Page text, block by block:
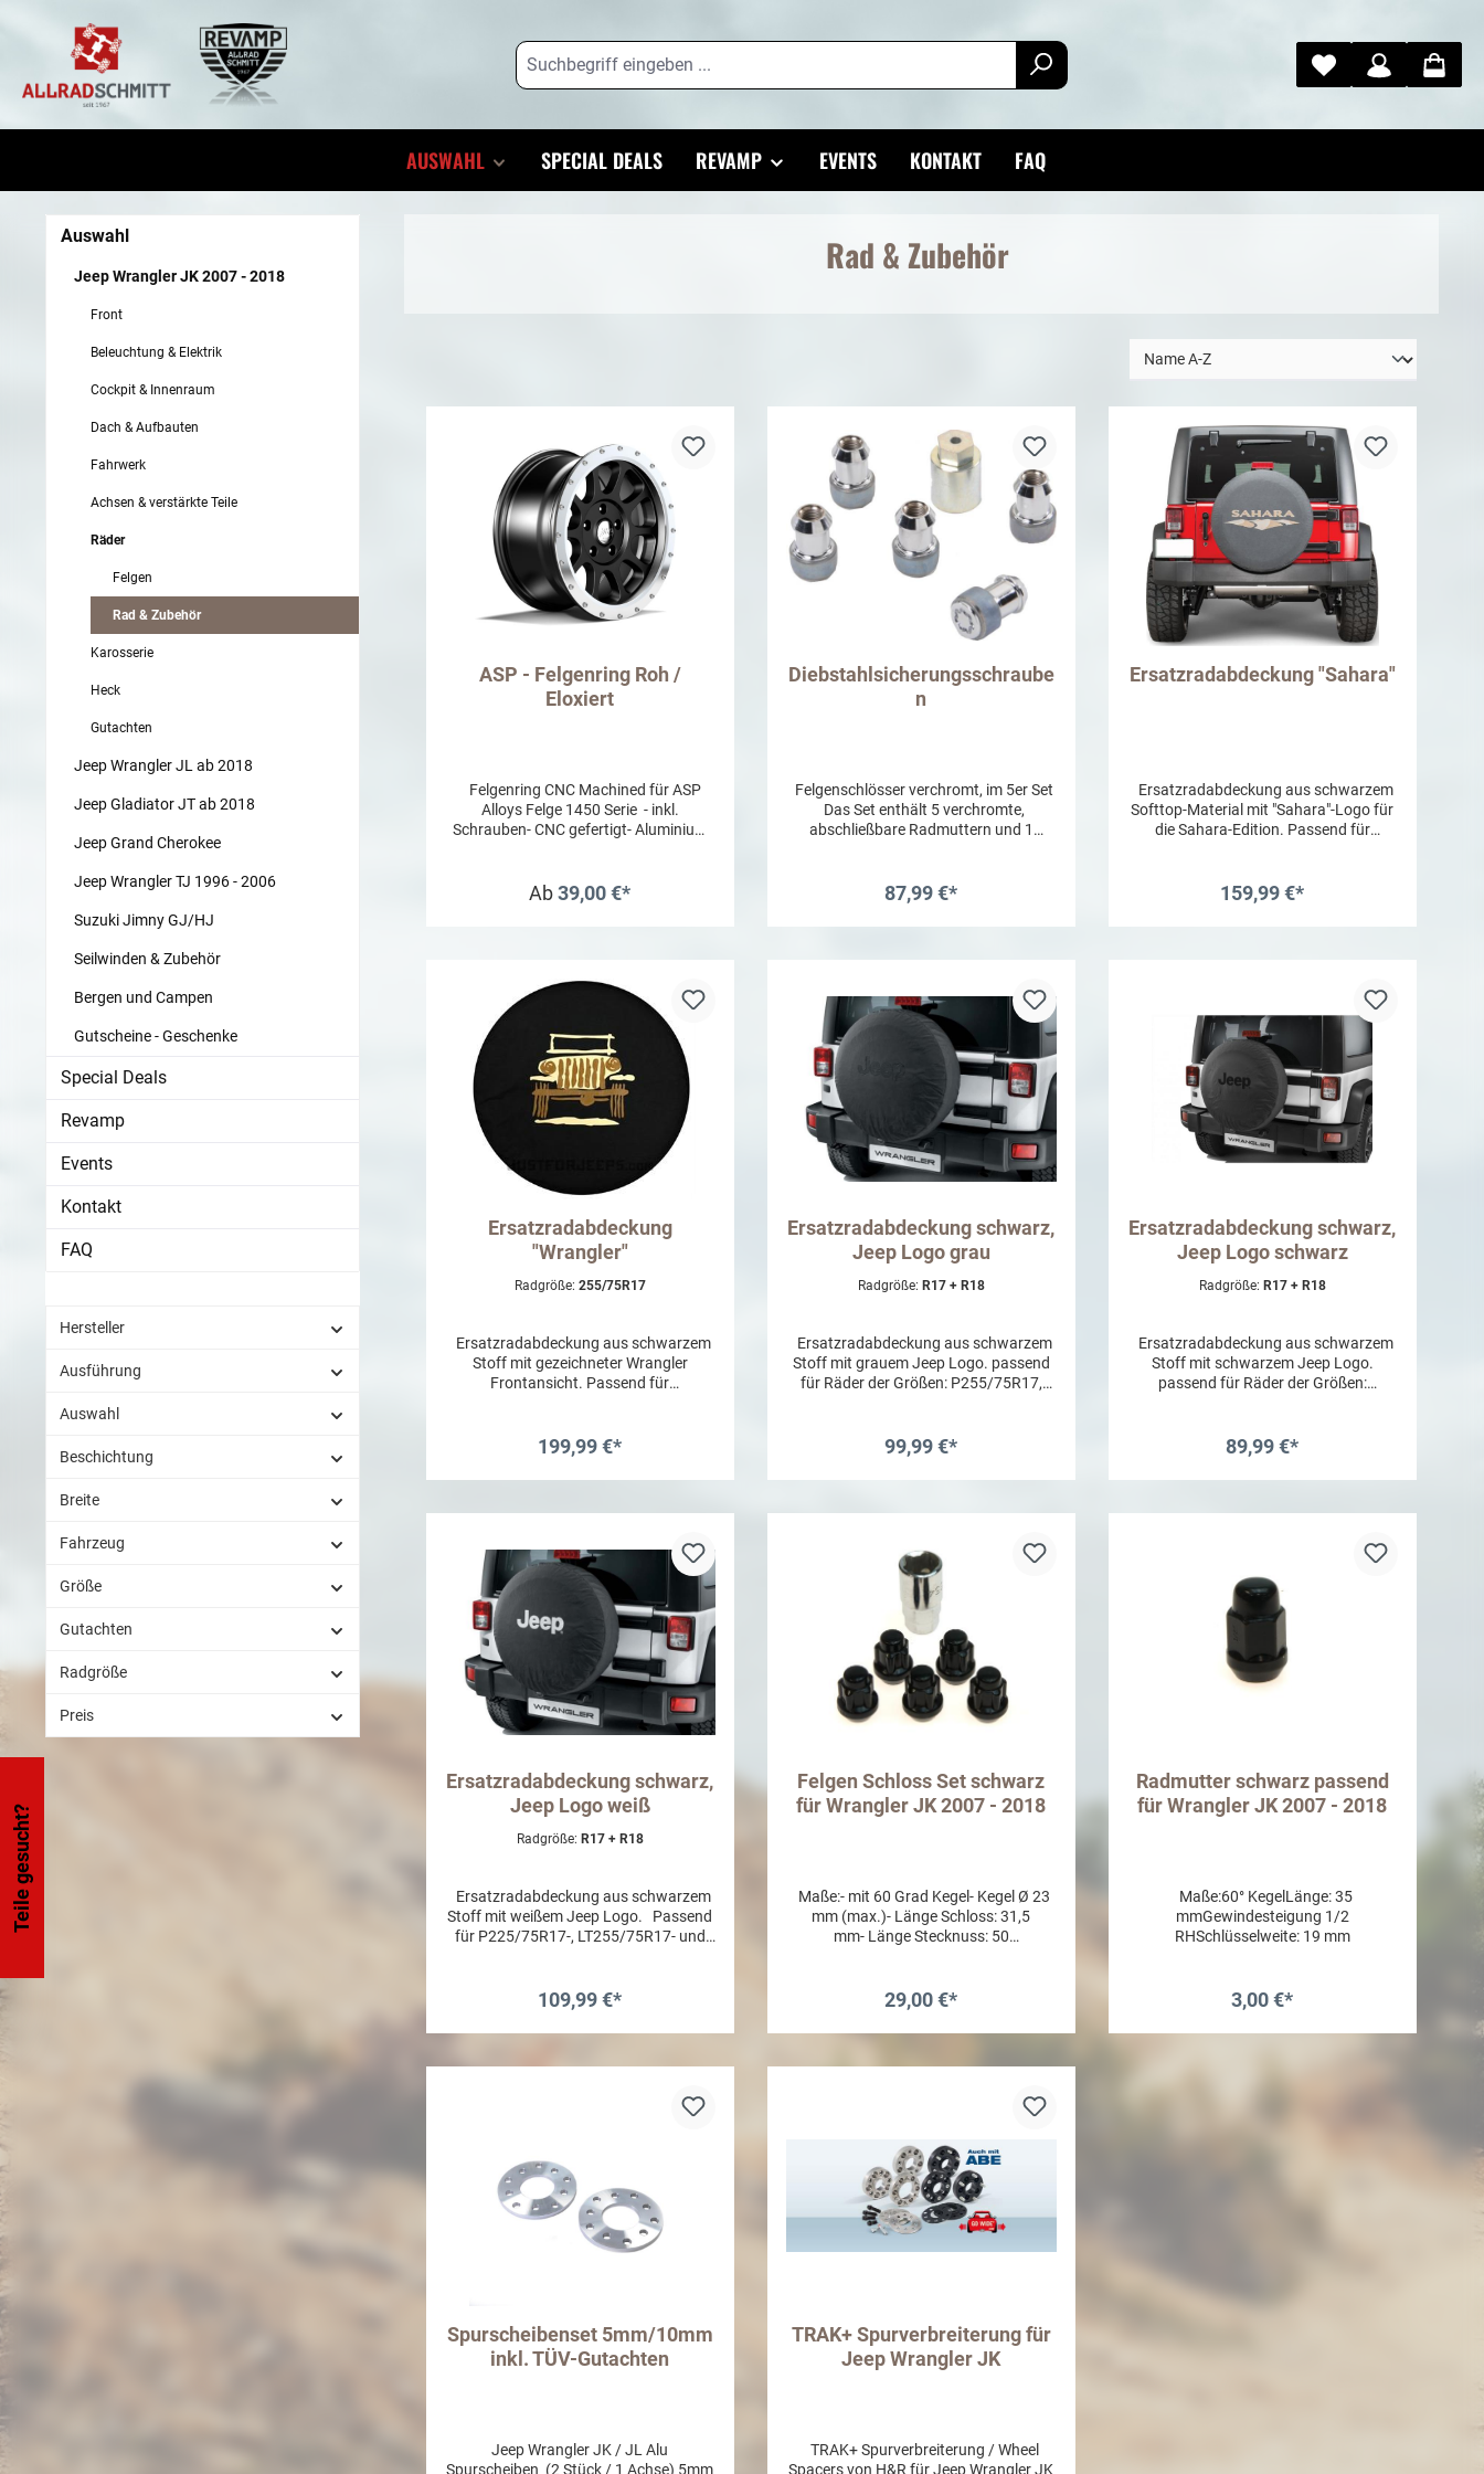
springen
AUSWAHL SPECIAL DEALS REVAMP EVENTS KONTAKT FAQ
Auswahl
Jeep Wrangler JK 2007 - 2018
Front
Beleuchtung & Elektrik
Cockpit & Innenraum
Dach & Aufbauten
Fahrwerk
Achsen & verstärkte Teile
Räder
Felgen
Rad & Zubehör
Karosserie
Heck
Gutachten
Jeep Wrangler JL ab 2018
Jeep Gladiator JT ab 2018
Jeep Grand Cherokee
Jeep Wrangler TJ 1996 - 2006
Suzuki Jimny GJ/HJ
Seilwinden & Zubehör
Bergen und Campen
Gutscheine - Geschenke
Special Deals
Revamp
Events
Kontakt
FAQ
Hersteller
Ausführung
Auswahl
Beschichtung
Breite
Fahrzeug
Größe
Gutachten
Radgröße
Preis
Rad & Zubehör
ASP - Felgenring Roh /
Eloxiert
Felgenring CNC Machined für ASP
Alloys Felge 1450 Serie - inkl.
Schrauben- CNC gefertigt- Aluminium
Ab39,00 €*
Diebstahlsicherungsschraube
n
Felgenschlösser verchromt, im 5er Set
Das Set enthält 5 verchromte,
abschließbare Radmuttern und 1
87,99 €*
Ersatzradabdeckung "Sahara"
Ersatzradabdeckung aus schwarzem
Softtop-Material mit "Sahara"-Logo für
die Sahara-Edition. Passend für
159,99 €*
Ersatzradabdeckung
"Wrangler"
Radgröße: 255/75R17
Ersatzradabdeckung aus schwarzem
Stoff mit gezeichneter Wrangler
Frontansicht. Passend für
199,99 €*
Ersatzradabdeckung schwarz,
Jeep Logo grau
Radgröße: R17 + R18
Ersatzradabdeckung aus schwarzem
Stoff mit grauem Jeep Logo. passend
für Räder der Größen: P255/75R17,
99,99 €*
Ersatzradabdeckung schwarz,
Jeep Logo schwarz
Radgröße: R17 + R18
Ersatzradabdeckung aus schwarzem
Stoff mit schwarzem Jeep Logo.
passend für Räder der Größen:
89,99 €*
Ersatzradabdeckung schwarz,
Jeep Logo weiß
Radgröße: R17 + R18
Ersatzradabdeckung aus schwarzem
Stoff mit weißem Jeep Logo. Passend
für P225/75R17-, LT255/75R17- und
109,99 €*
Felgen Schloss Set schwarz
für Wrangler JK 2007 - 2018
Maße:- mit 60 Grad Kegel- Kegel Ø 23
mm (max.)- Länge Schloss: 31,5
mm- Länge Stecknuss: 50
(variabelauch passend für weitere
Fahrzeuge!Bitte Gewindemaß beachten
29,00 €*
Radmutter schwarz passend
für Wrangler JK 2007 - 2018
Maße:60° KegelLänge: 35
mmGewindesteigung 1/2
RHSchlüsselweite: 19 mm
3,00 €*
Spurscheibenset 5mm/10mm
inkl. TÜV-Gutachten
Jeep Wrangler JK / JL Alu
Spurscheiben (2 Stück / 1 Achse) 5mm
TRAK+ Spurverbreiterung für
Jeep Wrangler JK
TRAK+ Spurverbreiterung / Wheel
Spacers von H&R für Jeep Wrangler JK
Teile gesucht?